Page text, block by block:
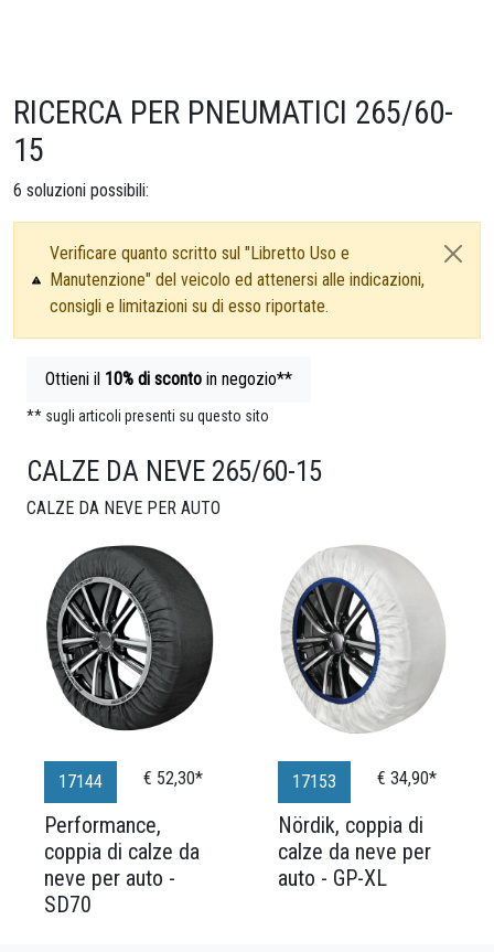
RICERCA PER PNEUMATICI 265/60-
15
6 soluzioni possibili:
Verificare quanto scritto sul "Libretto Uso e
Manutenzione" del veicolo ed attenersi alle indicazioni,
consigli e limitazioni su di esso riportate.
CALZE DA NEVE 265/60-15
CALZE DA NEVE PER AUTO
Ottieni il 10% di sconto in negozio**
** sugli articoli presenti su questo sito
17144 € 52,30*
Performance,
coppia di calze da
neve per auto -
SD70
17153 € 34,90*
Nördik, coppia di
calze da neve per
auto - GP-XL